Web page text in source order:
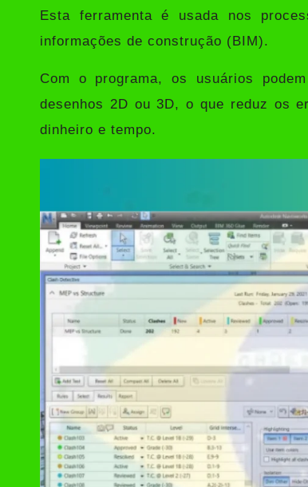
Esta ferramenta é usada nos
informações de construção (BIM).
Com o programa, os usuários
desenhos 2D ou 3D, o que reduz os
dinheiro e tempo.